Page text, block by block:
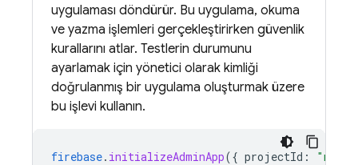
uygulaması döndürür. Bu uygulama, okuma
ve yazma işlemleri gerçekleştirirken güvenlik
kurallarını atlar. Testlerin durumunu
ayarlamak için yönetici olarak kimliği
doğrulanmış bir uygulama oluşturmak üzere
bu işlevi kullanın.
firebase. initializeAdminApp({ projectId : "my-